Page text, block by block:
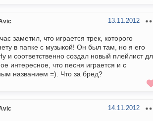
13.11.2012
заметил, что играется трек, которого
в папке с музыкой! Он был там, но я его
и соответственно создал новый плейлист
интересное, что песня играется и с
названием =). Что за бред?
14.11.2012